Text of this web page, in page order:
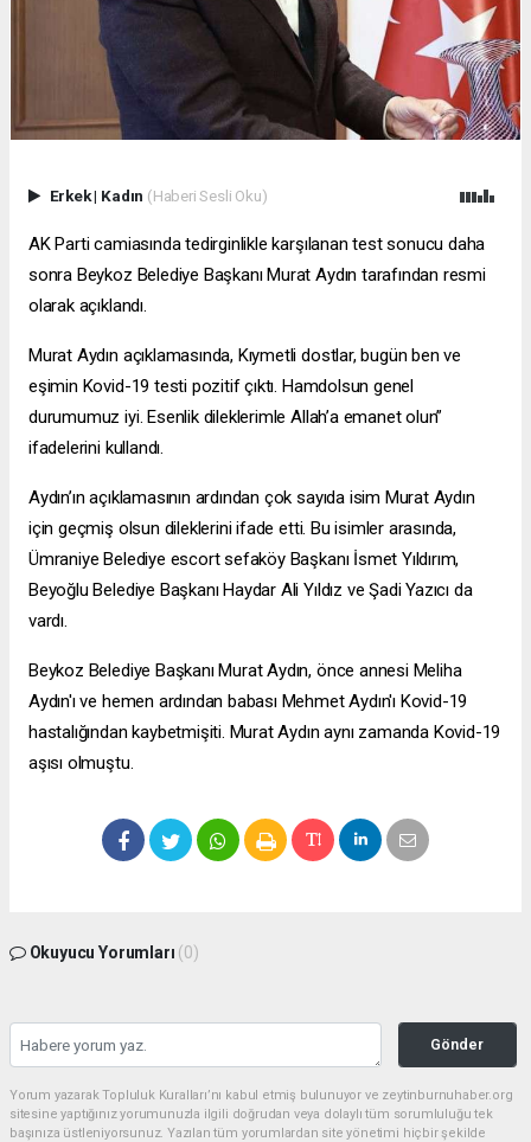
Erkek| Kadın (Haberi Sesli Oku)
AK Parti camiasında tedirginlikle karşılanan test sonucu daha
sonra Beykoz Belediye Başkanı Murat Aydın tarafından resmi
olarak açıklandı.
Murat Aydın açıklamasında, Kıymetli dostlar, bugün ben ve
eşimin Kovid-19 testi pozitif çıktı. Hamdolsun genel
durumumuz iyi. Esenlik dileklerimle Allah’a emanet olun”
ifadelerini kullandı.
Aydın’ın açıklamasının ardından çok sayıda isim Murat Aydın
için geçmiş olsun dileklerini ifade etti. Bu isimler arasında,
Ümraniye Belediye escort sefaköyBaşkanı İsmet Yıldırım,
Beyoğlu Belediye Başkanı Haydar Ali Yıldız ve Şadi Yazıcı da
vardı.
Beykoz Belediye Başkanı Murat Aydın, önce annesi Meliha
Aydın'ı ve hemen ardından babası Mehmet Aydın'ı Kovid-19
hastalığından kaybetmişiti. Murat Aydın aynı zamanda Kovid-19
aşısı olmuştu.
Okuyucu Yorumları (0)
Gönder
Yorum yazarak Topluluk Kuralları’nı kabul etmiş bulunuyor ve zeytinburnuhaber.org
sitesine yaptığınız yorumunuzla ilgili doğrudan veya dolaylı tüm sorumluluğu tek
başınıza üstleniyorsunuz. Yazılan tüm yorumlardan site yönetimi hiçbir şekilde